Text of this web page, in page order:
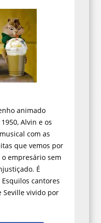
animado
Alvin e os
com as
que vemos por
empresário sem
É
cantores
Seville vivido por